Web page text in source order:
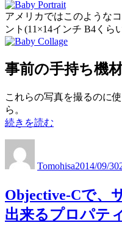
基
本
の
機
の
アメリカではこのような
ント(11×14インチ B4くら
事前の手持ち機
これらの写真を撮るのに
ら。
“趣
カ
マ
ン
が
続きを読む
者
Tomohisa日:
2014/09/30
Objective-Cで、
出来るプロパテ